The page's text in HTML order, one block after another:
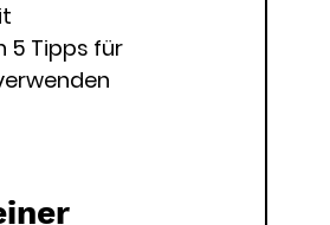
5 Tipps für